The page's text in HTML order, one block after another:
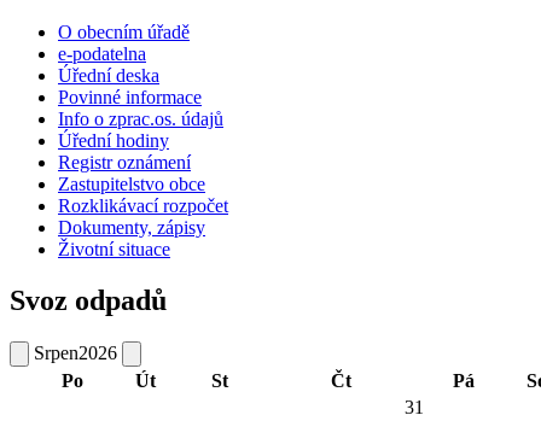
O obecním úřadě
e-podatelna
Úřední deska
Povinné informace
Info o zprac.os. údajů
Úřední hodiny
Registr oznámení
Zastupitelstvo obce
Rozklikávací rozpočet
Dokumenty, zápisy
Životní situace
Svoz odpadů
Srpen2026
Po
Út St Čt Pá
31